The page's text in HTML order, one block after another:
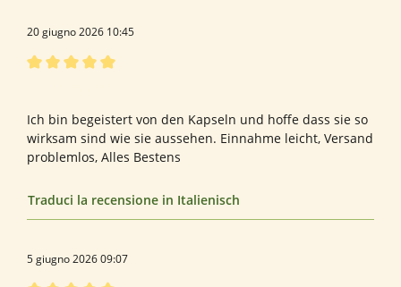
20 giugno 2026 10:45
Ich bin begeistert von den Kapseln und hoffe dass sie so
wirksam sind wie sie aussehen. Einnahme leicht, Versand
problemlos, Alles Bestens
Traduci la recensione in Italienisch
5 giugno 2026 09:07